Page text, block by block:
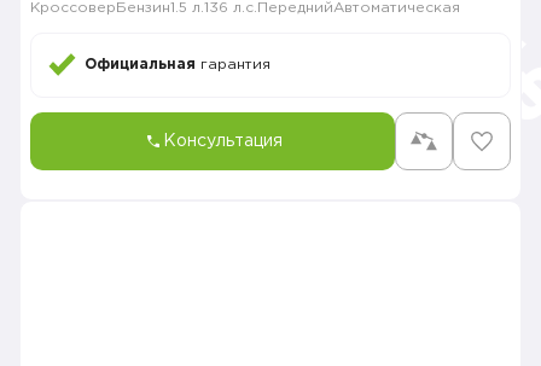
Кроссовер Бензин1.5 л. 136 л.с. ПереднийАвтоматическая
Официальная гарантия
Консультация